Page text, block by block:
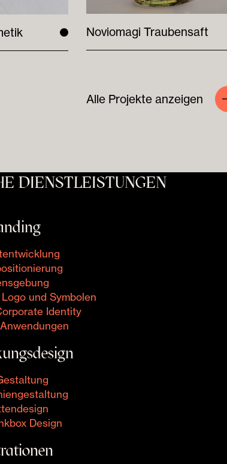
Noviomagi Traubensaft
Alle Projekte anzeigen
DIENSTLEISTUNGEN
und Symbolen
Identity
Design